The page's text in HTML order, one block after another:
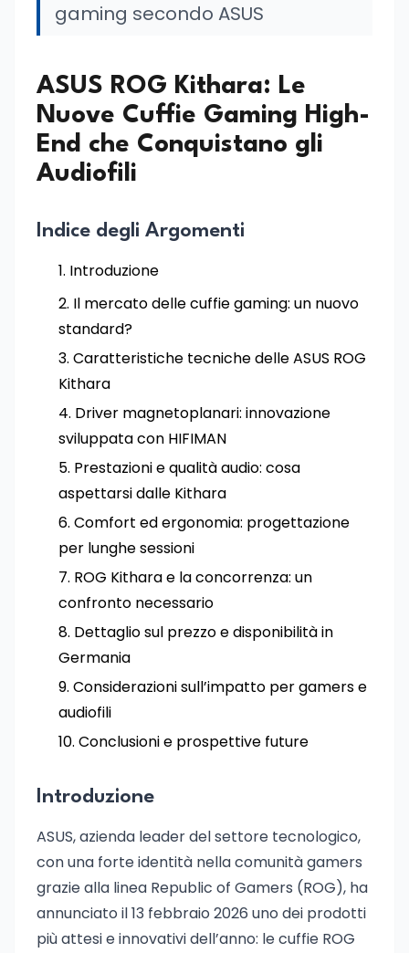
gaming secondo ASUS
ASUS ROG Kithara: Le
Nuove Cuffie Gaming High-
End che Conquistano gli
Audiofili
Indice degli Argomenti
Introduzione
Il mercato delle cuffie gaming: un nuovo
standard?
Caratteristiche tecniche delle ASUS ROG
Kithara
Driver magnetoplanari: innovazione
sviluppata con HIFIMAN
Prestazioni e qualità audio: cosa
aspettarsi dalle Kithara
Comfort ed ergonomia: progettazione
per lunghe sessioni
ROG Kithara e la concorrenza: un
confronto necessario
Dettaglio sul prezzo e disponibilità in
Germania
Considerazioni sull’impatto per gamers e
audiofili
Conclusioni e prospettive future
Introduzione
ASUS, azienda leader del settore tecnologico,
con una forte identità nella comunità gamers
grazie alla linea Republic of Gamers (ROG), ha
annunciato il 13 febbraio 2026 uno dei prodotti
più attesi e innovativi dell’anno: le cuffie ROG